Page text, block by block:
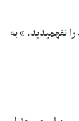
نفهمیدید. » به